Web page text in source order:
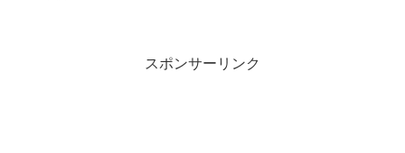
スポンサーリンク